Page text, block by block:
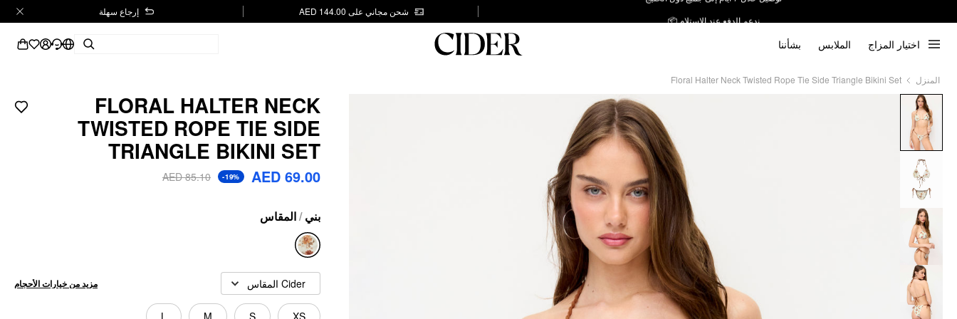
شحن مجاني على AED 144.00 إرجاع سهلة
اختيار المزاج الملابس بشأننا
المنزل Floral Halter Neck Twisted Rope Tie Side Triangle Bikini Set
FLORAL HALTER NECK
TWISTED ROPE TIE SIDE
TRIANGLE BIKINI SET
AED 69.00
-19%
AED 85.10
بني /المقاس
Cider المقاس مزيد من خيارات الأحجام
XS
S
M
L